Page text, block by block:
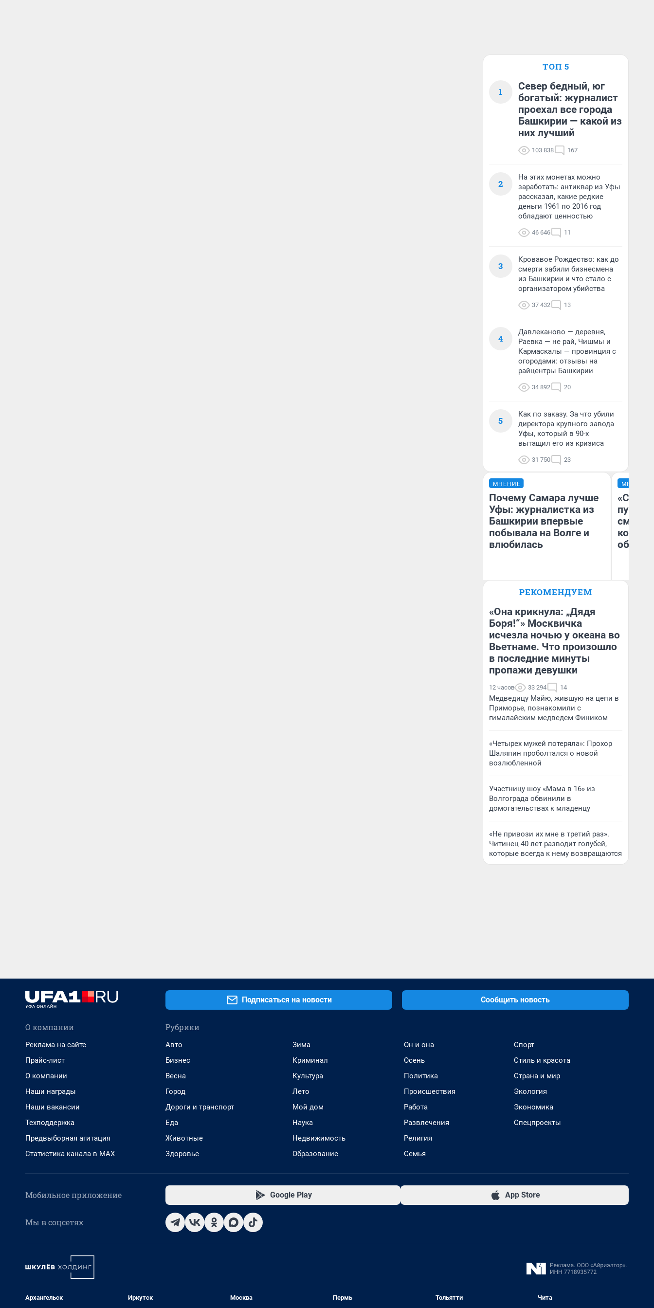
ТОП 5
1
Север бедный, юг
богатый: журналист
проехал все города
Башкирии — какой из
них лучший
103 838 167
2
На этих монетах можно
заработать: антиквар из Уфы
рассказал, какие редкие
деньги 1961 по 2016 год
обладают ценностью
46 646 11
3
Кровавое Рождество: как до
смерти забили бизнесмена
из Башкирии и что стало с
организатором убийства
37 432 13
4
Давлеканово — деревня,
Раевка — не рай, Чишмы и
Кармаскалы — провинция с
огородами: отзывы на
райцентры Башкирии
34 892 20
5
Как по заказу. За что убили
директора крупного завода
Уфы, который в 90-х
вытащил его из кризиса
31 750 23
МНЕНИЕ
Почему Самара лучше
Уфы: журналистка из
Башкирии впервые
побывала на Волге и
влюбилась
Назифа Нурмухаметова
МНЕНИЕ
РЕКОМЕНДУЕМ
«Она крикнула: „Дядя
Боря!“» Москвичка
исчезла ночью у океана во
Вьетнаме. Что произошло
в последние минуты
пропажи девушки
12 часов 33 294 14
Медведицу Майю, жившую на цепи в
Приморье, познакомили с
гималайским медведем Фиником
«Четырех мужей потеряла»: Прохор
Шаляпин проболтался о новой
возлюбленной
Участницу шоу «Мама в 16» из
Волгограда обвинили в
домогательствах к младенцу
«Не привози их мне в третий раз».
Читинец 40 лет разводит голубей,
которые всегда к нему возвращаются
Подписаться на новости Сообщить новость
О компании
Реклама на сайте
Прайс-лист
О компании
Наши награды
Наши вакансии
Техподдержка
Предвыборная агитация
Статистика канала в MAX
Рубрики
Авто
Бизнес
Весна
Город
Дороги и транспорт
Еда
Животные
Здоровье
Зима
Криминал
Культура
Лето
Мой дом
Наука
Недвижимость
Образование
Он и она
Осень
Политика
Происшествия
Работа
Развлечения
Религия
Семья
Спорт
Стиль и красота
Страна и мир
Экология
Экономика
Спецпроекты
Мобильное приложение Google Play App Store
Мы в соцсетях
Архангельск
Иркутск
Москва
Пермь
Тольятти
Чита